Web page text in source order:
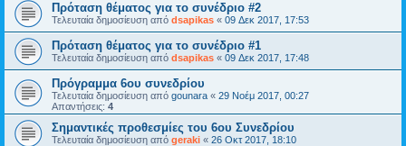
Πρόταση θέματος για το συνέδριο #2
Τελευταία δημοσίευση από dsapikas « 09 Δεκ 2017, 17:53
Πρόταση θέματος για το συνέδριο #1
Τελευταία δημοσίευση από dsapikas « 09 Δεκ 2017, 17:48
Πρόγραμμα 6ου συνεδρίου
Τελευταία δημοσίευση από gounara « 29 Νοέμ 2017, 00:27
Απαντήσεις: 4
Σημαντικές προθεσμίες του 6ου Συνεδρίου
Τελευταία δημοσίευση από geraki « 26 Οκτ 2017, 18:10